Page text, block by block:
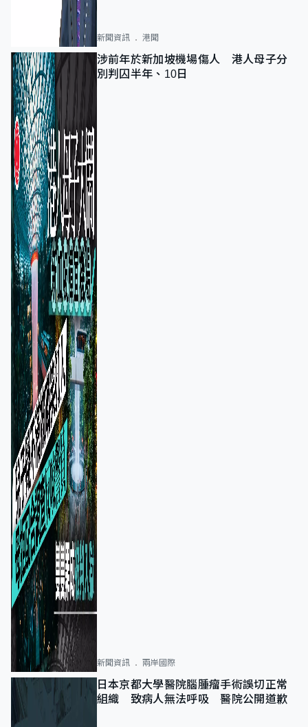
新聞資訊 港聞
涉前年於新加坡機場傷人 港人母子分
別判囚半年、10日
新聞資訊 兩岸國際
日本京都大學醫院腦腫瘤手術誤切正常
組織 致病人無法呼吸 醫院公開道歉